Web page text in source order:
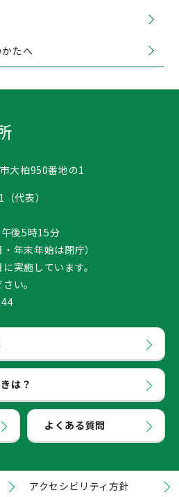
たへ
大柏950番地の1
代表）
後5時15分
年末年始は閉庁）
実施しています。
い。
は？
よくある質問
アクセシビリティ方針